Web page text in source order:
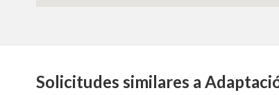
Solicitudes similares a